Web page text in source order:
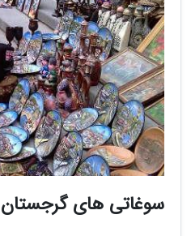
سوغاتی های گرجستان